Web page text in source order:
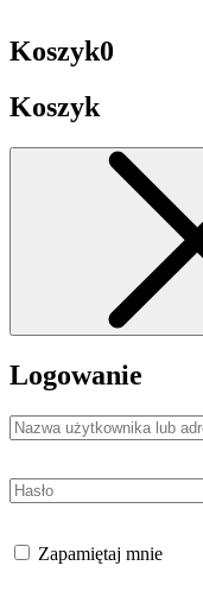
Koszyk0
Koszyk
Logowanie
Zapamiętaj mnie